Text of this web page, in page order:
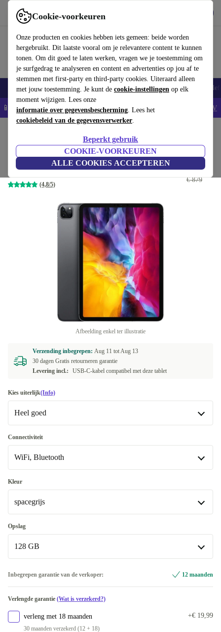
Cookie-voorkeuren
Onze producten en cookies hebben iets gemeen: beide worden
hergebruikt. Dit laatste vooral om je relevantere content te kunnen
tonen. Om dit goed te laten werken, vragen we je toestemming om
je surfgedrag te analyseren en content en advertenties op jou af te
stemmen met first-party en third-party cookies. Uiteraard alleen
met jouw toestemming. Je kunt de cookie-instellingen op elk
moment wijzigen. Lees onze
informatie over gegevensbescherming. Lees het
cookiebeleid van de gegevensverwerker.
Beperkt gebruik
COOKIE-VOORKEUREN
ALLE COOKIES ACCEPTEREN
Gebruik refurbed snel en eenvoudig
Smartphones Laptops Tablets Smartwatches Accessoires
📱5% EXTRA korting op alle iPhones – Code: IPHONEDEAL - AV
iPad Pro (2020) | 11.0"
128 GB | spacegrey
(4,8/5)
€ 375
€ 879
Afbeelding enkel ter illustratie
Verzending inbegrepen: Aug 11 totAug 13
30 dagen Gratis retourneren garantie
Levering incl.:
USB-C-kabel compatibel met deze tablet
Kies uiterlijk(Info)
Heel goed
Heel goed
Uitstekend +€ 425
Connectiviteit
WiFi, Bluetooth
WiFi, Bluetooth
WiFi, Bluetooth, Mobiele gegevens (4G) +€ 135
Kleur
spacegrijs
spacegrijs
zilver +€ 24
Opslag
128 GB
512 GB +€ 425
Inbegrepen garantie van de verkoper: 12 maanden
Verlengde garantie (Wat is verzekerd?)
verleng met 18 maanden
30 maanden verzekerd (12 + 18)
+€ 19,99